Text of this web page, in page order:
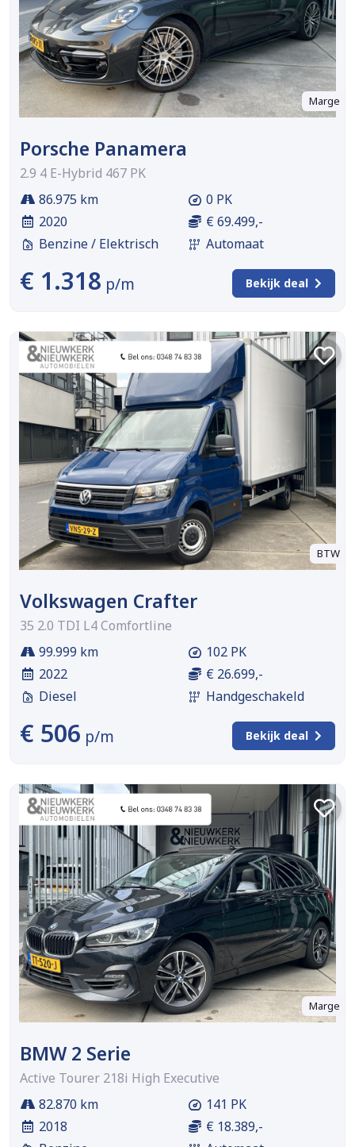
Marge
Porsche Panamera
2.9 4 E-Hybrid 467 PK
86.975 km
2020
Benzine / Elektrisch
0 PK
€ 69.499,-
Automaat
€ 1.318 p/m Bekijk deal
BTW
Volkswagen Crafter
35 2.0 TDI L4 Comfortline
99.999 km
2022
Diesel
102 PK
€ 26.699,-
Handgeschakeld
€ 506 p/m Bekijk deal
Marge
BMW 2 Serie
Active Tourer 218i High Executive
82.870 km
2018
141 PK
€ 18.389,-